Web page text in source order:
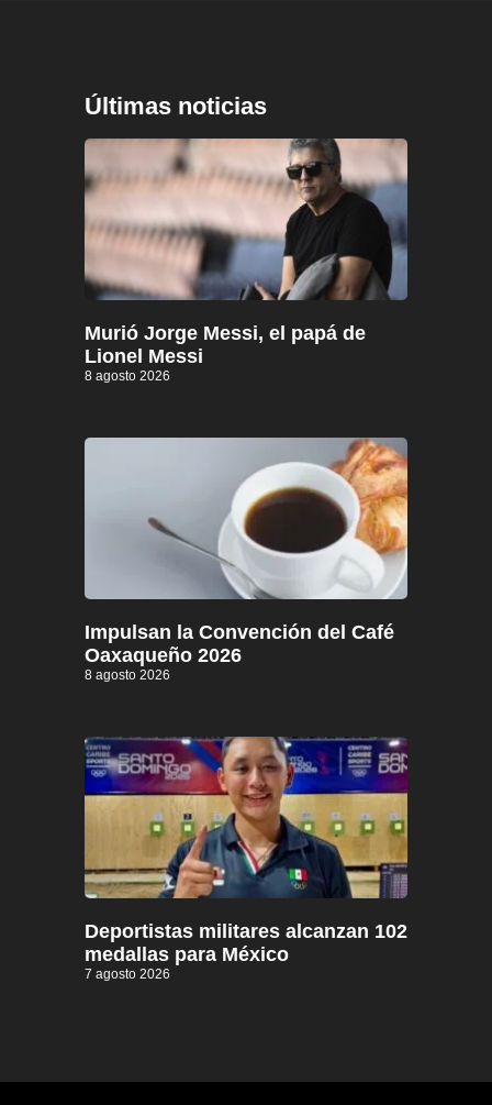
Últimas noticias
Murió Jorge Messi, el papá de
Lionel Messi
8 agosto 2026
Impulsan la Convención del Café
Oaxaqueño 2026
8 agosto 2026
Deportistas militares alcanzan 102
medallas para México
7 agosto 2026